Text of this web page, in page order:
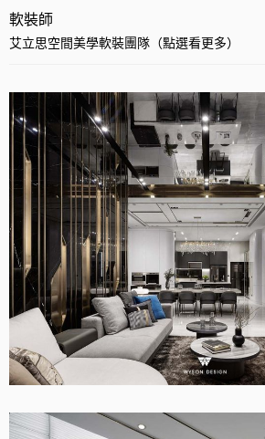
軟裝師
艾立思空間美學軟裝團隊（點選看更多）